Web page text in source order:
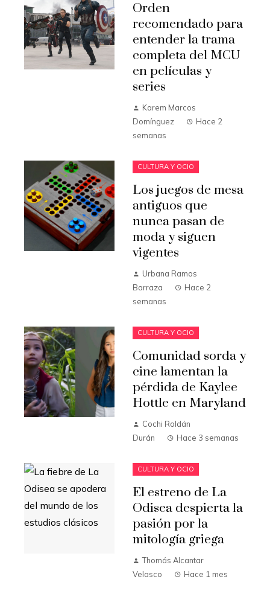
Orden
recomendado para
entender la trama
completa del MCU
en películas y
series
Karem Marcos
Domínguez
Hace 2
semanas
CULTURA Y OCIO
Los juegos de mesa
antiguos que
nunca pasan de
moda y siguen
vigentes
Urbana Ramos
Barraza
Hace 2
semanas
CULTURA Y OCIO
Comunidad sorda y
cine lamentan la
pérdida de Kaylee
Hottle en Maryland
Cochi Roldán
Durán
Hace 3 semanas
CULTURA Y OCIO
El estreno de La
Odisea despierta la
pasión por la
mitología griega
Thomás Alcantar
Velasco
Hace 1 mes